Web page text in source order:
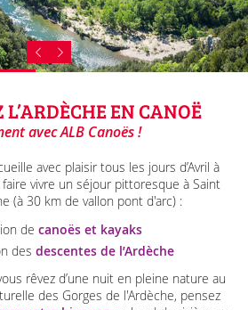
L’ARDÈCHE EN CANOË
avec ALB Canoës !
avec plaisir tous les jours d’Avril à
vivre un séjour pittoresque à Saint
(à 30 km de vallon pont d'arc) :
de canoës et kayaks
des descentes de l’Ardèche
rêvez d’une nuit en pleine nature au
des Gorges de l'Ardèche, pensez